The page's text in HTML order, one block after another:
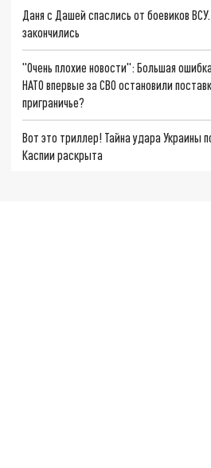
Даня с Дашей спаслись от боевиков
закончились
"Очень плохие новости": Большая
НАТО впервые за СВО остановили
приграничье?
Вот это триллер! Тайна удара Украины
Каспии раскрыта